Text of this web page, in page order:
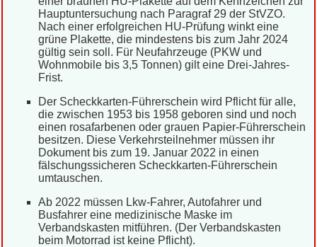
Hauptuntersuchung nach Paragraf 29 der StVZO.
Nach einer erfolgreichen HU-Prüfung winkt eine
grüne Plakette, die mindestens bis zum Jahr 2024
gültig sein soll. Für Neufahrzeuge (PKW und
Wohnmobile bis 3,5 Tonnen) gilt eine Drei-Jahres-
Frist.
Der Scheckkarten-Führerschein wird Pflicht für alle,
die zwischen 1953 bis 1958 geboren sind und noch
einen rosafarbenen oder grauen Papier-Führerschein
besitzen. Diese Verkehrsteilnehmer müssen ihr
Dokument bis zum 19. Januar 2022 in einen
fälschungssicheren Scheckkarten-Führerschein
umtauschen.
Ab 2022 müssen Lkw-Fahrer, Autofahrer und
Busfahrer eine medizinische Maske im
Verbandskasten mitführen. (Der Verbandskasten
beim Motorrad ist keine Pflicht).